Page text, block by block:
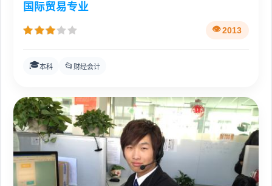
国际贸易专业
2013
🎓本科 📂 财经会计